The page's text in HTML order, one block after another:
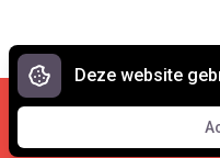
Cookies en
© 2007 -